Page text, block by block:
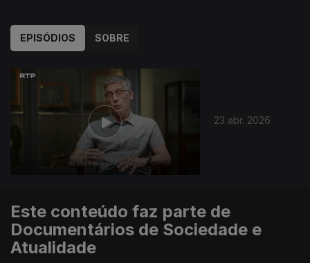
EPISÓDIOS SOBRE
23 abr. 2026
924246
Este conteúdo faz parte de
Documentários de Sociedade e
Atualidade